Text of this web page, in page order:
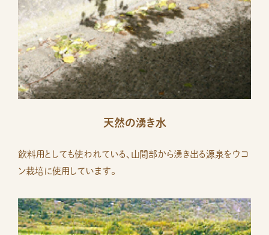
天然の湧き水
飲料用としても使われている、山間部から湧き出る源泉をウコ
ン栽培に使用しています。